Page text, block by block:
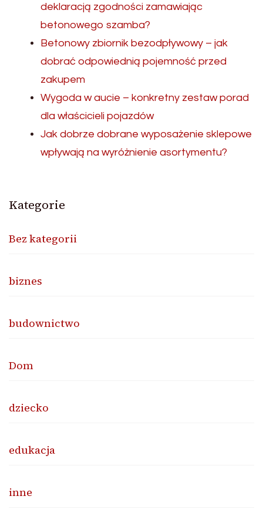
deklaracją zgodności zamawiając
betonowego szamba?
Betonowy zbiornik bezodpływowy – jak
dobrać odpowiednią pojemność przed
zakupem
Wygoda w aucie – konkretny zestaw porad
dla właścicieli pojazdów
Jak dobrze dobrane wyposażenie sklepowe
wpływają na wyróżnienie asortymentu?
Kategorie
Bez kategorii
biznes
budownictwo
Dom
dziecko
edukacja
inne